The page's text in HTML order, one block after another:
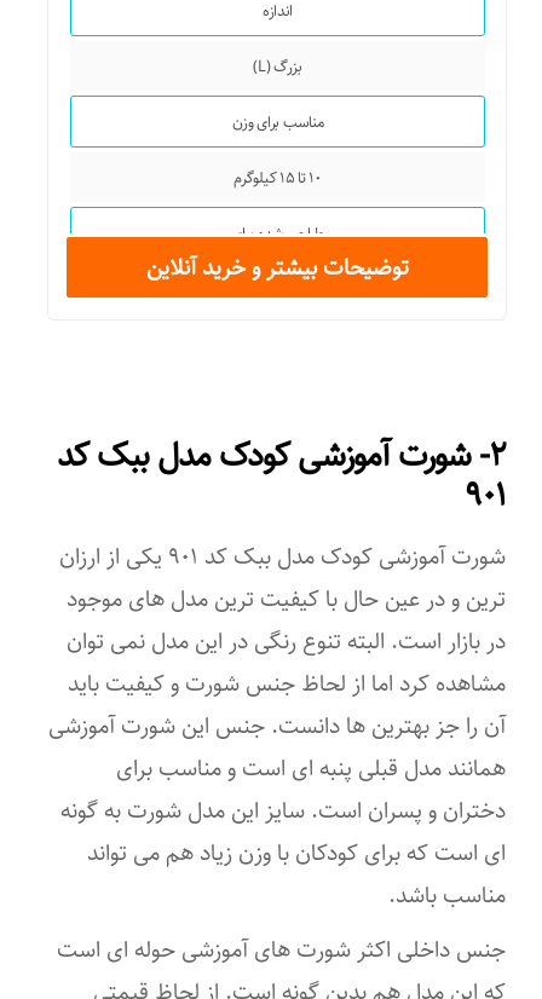
اندازه
بزرگ (L)
مناسب برای وزن
۱۰ تا ۱۵ کیلوگرم
طراحی شده برای
تعداد کالا در بسته
توضیحات بیشتر و خرید آنلاین
۲- شورت آموزشی کودک مدل ببک کد
۹۰۱
شورت آموزشی کودک مدل ببک کد ۹۰۱ یکی از ارزان
ترین و در عین حال با کیفیت ترین مدل های موجود
در بازار است. البته تنوع رنگی در این مدل نمی توان
مشاهده کرد اما از لحاظ جنس شورت و کیفیت باید
آن را جز بهترین ها دانست. جنس این شورت آموزشی
همانند مدل قبلی پنبه ای است و مناسب برای
دختران و پسران است. سایز این مدل شورت به گونه
ای است که برای کودکان با وزن زیاد هم می تواند
مناسب باشد.
جنس داخلی اکثر شورت های آموزشی حوله ای است
که این مدل هم بدین گونه است. از لحاظ قیمتی